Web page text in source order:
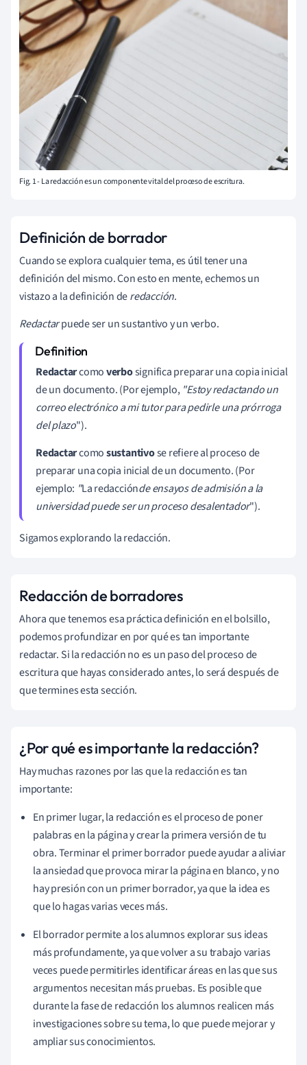
Fig. 1 - La redacción es un componente vital del proceso de escritura.
Definición de borrador
Cuando se explora cualquier tema, es útil tener una
definición del mismo. Con esto en mente, echemos un
vistazo a la definición deredacción.
Redactarpuede ser un sustantivo y un verbo.
Redactarcomoverbosignifica preparar una copia inicial
de un documento. (Por ejemplo, "Estoyredactandoun
correo electrónico a mi tutor para pedirle una prórroga
del plazo").
Redactarcomosustantivose refiere al proceso de
preparar una copia inicial de un documento. (Por
ejemplo: "La redacciónde ensayos de admisión a la
universidad puede ser un proceso desalentador").
Sigamos explorando la redacción.
Redacción de borradores
Ahora que tenemos esa práctica definición en el bolsillo,
podemos profundizar en por qué es tan importante
redactar. Si la redacción no es un paso del proceso de
escritura que hayas considerado antes, lo será después de
que termines esta sección.
¿Por qué es importante la redacción?
Hay muchas razones por las que la redacción es tan
importante:
En primer lugar, la redacción es el proceso de poner
palabras en la página y crear la primera versión de tu
obra. Terminar el primer borrador puede ayudar a aliviar
la ansiedad que provoca mirar la página en blanco, y no
hay presión con un primer borrador, ya que la idea es
que lo hagas varias veces más.
El borrador permite a los alumnos explorar sus ideas
más profundamente, ya que volver a su trabajo varias
veces puede permitirles identificar áreas en las que sus
argumentos necesitan más pruebas. Es posible que
durante la fase de redacción los alumnos realicen más
investigaciones sobre su tema, lo que puede mejorar y
ampliar sus conocimientos.